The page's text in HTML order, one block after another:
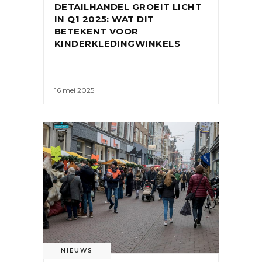
DETAILHANDEL GROEIT LICHT
IN Q1 2025: WAT DIT
BETEKENT VOOR
KINDERKLEDINGWINKELS
16 mei 2025
NIEUWS